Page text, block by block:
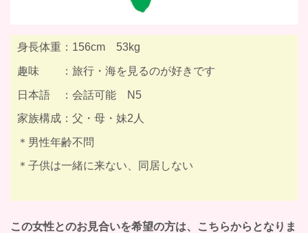
身長体重：156cm 53kg
趣味 ：旅行・海を見るのが好きです
日本語 ：会話可能 N5
家族構成：父・母・妹2人
＊男性年齢不問
＊子供は一緒に来ない、同居しない
この女性とのお見合いを希望の方は、こちらからとなりま